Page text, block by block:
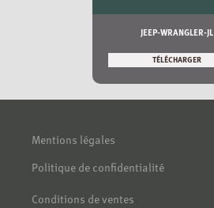
JEEP-WRANGLER-JL
TÉLÉCHARGER
Mentions légales
Politique de confidentialité
Conditions de ventes